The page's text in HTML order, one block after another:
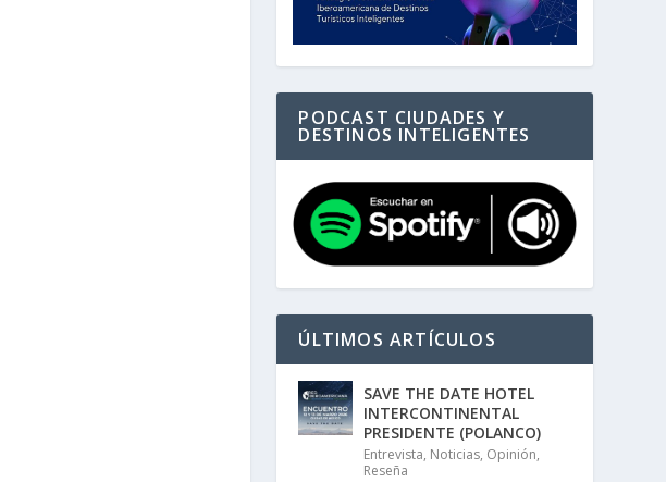
PODCAST CIUDADES Y
DESTINOS INTELIGENTES
ÚLTIMOS ARTÍCULOS
SAVE THE DATE HOTEL
INTERCONTINENTAL
PRESIDENTE (POLANCO)
Entrevista, Noticias, Opinión,
Reseña